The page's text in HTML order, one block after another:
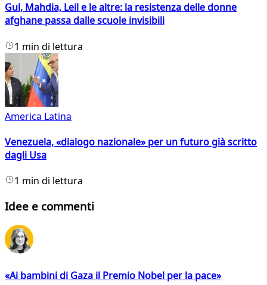
Gul, Mahdia, Leil e le altre: la resistenza delle donne
afghane passa dalle scuole invisibili
1 min di lettura
America Latina
Venezuela, «dialogo nazionale» per un futuro già scritto
dagli Usa
1 min di lettura
Idee e commenti
«Ai bambini di Gaza il Premio Nobel per la pace»